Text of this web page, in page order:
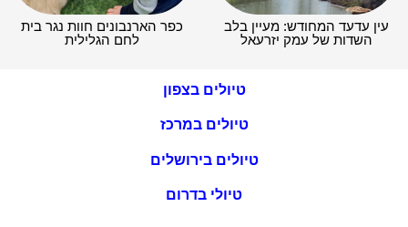
עין עדעד המחודש: מעיין בלב
השדות של עמק יזרעאל
כפר הארנבונים חוות נגר בית
לחם הגלילית
טיולים בצפון
טיולים במרכז
טיולים בירושלים
טיולי בדרום